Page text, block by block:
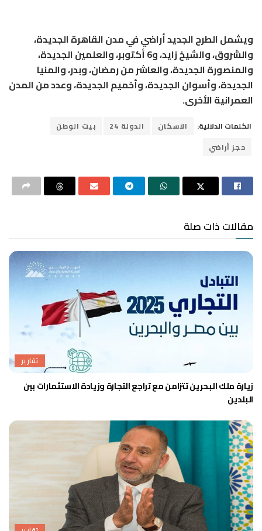
ويشمل الطرح الجديد أراضي في مدن القاهرة الجديدة،
والشروق، والشيخ زايد، و6 أكتوبر، والعلمين الجديدة،
والمنصورة الجديدة، والعاشر من رمضان، وبدر، والمنيا
الجديدة، وأسوان الجديدة، وأخميم الجديدة، وعدد من المدن
العمرانية الأخرى.
الكلمات الدلالية: الاسكان الدولة 24
بيت الوطن
حجز أراضي
مقالات ذات صلة
تقارير
زيارة ملك البحرين تتزامن مع تراجع التجارة وزيادة الاستثمارات بين
البلدين